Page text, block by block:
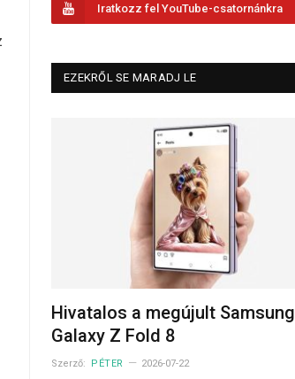
Iratkozz fel YouTube-csatornánkra
EZEKRŐL SE MARADJ LE
Hivatalos a megújult Samsung
Galaxy Z Fold 8
Szerző: PÉTER 2026-07-22